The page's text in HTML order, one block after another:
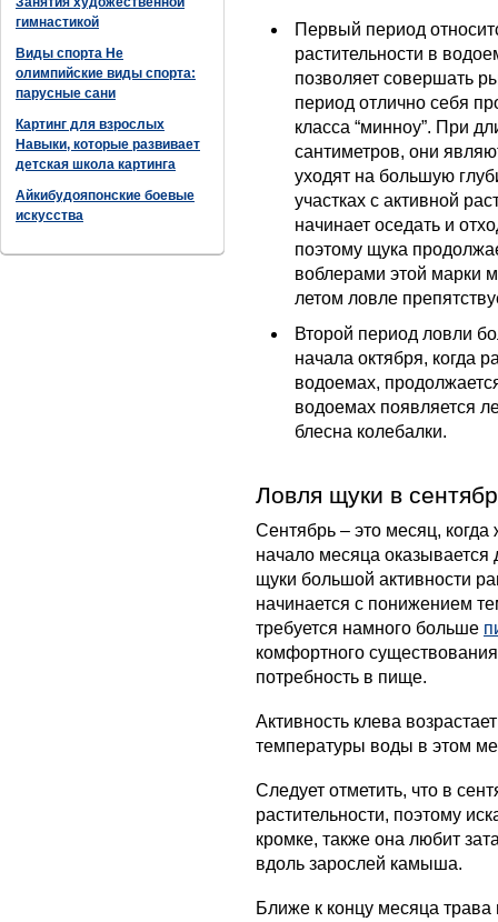
гимнастикой
Виды спорта Не
олимпийские виды спорта:
парусные сани
Картинг для взрослых
Навыки, которые развивает
детская школа картинга
Айкибудояпонские боевые
искусства
Первый период
растительности в
позволяет совершать
период отлично себя
класса “минноу”. При
сантиметров, они
уходят на большую
участках с активной
начинает оседать и
поэтому щука
воблерами этой марки
летом ловле
Второй период ловли
начала октября, когда
водоемах,
водоемах появляется
блесна колебалки.
Ловля щуки в
Сентябрь – это месяц,
начало месяца оказывается
щуки большой активности
начинается с понижением
требуется намного больше
комфортного
потребность в пище.
Активность клева
температуры воды в этом
Следует отметить, что в
растительности, поэтому
кромке, также она любит
вдоль зарослей камыша.
Ближе к концу месяца